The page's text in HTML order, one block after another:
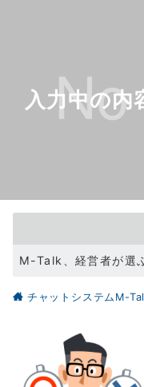
入力中の内
WEBサイトリニュ
チャットシステムM-